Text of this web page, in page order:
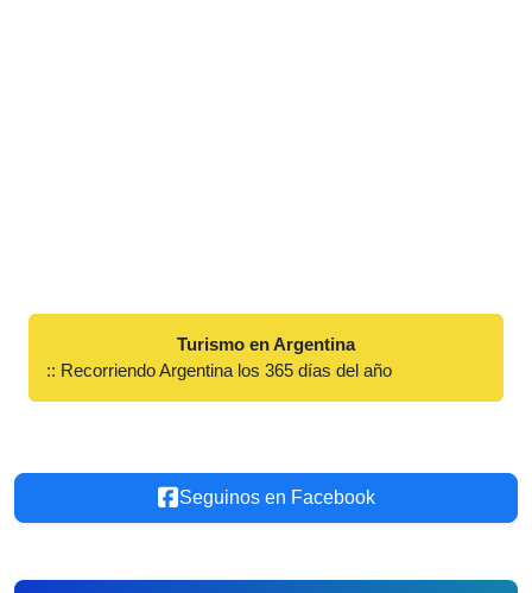
Turismo en Argentina
:: Recorriendo Argentina los 365 días del año
Seguinos en Facebook